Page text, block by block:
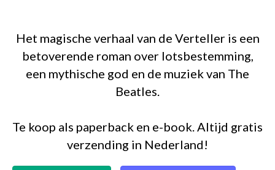
Het magische verhaal van de Verteller is een
betoverende roman over lotsbestemming,
een mythische god en de muziek van The
Beatles.
Te koop als paperback en e-book. Altijd gratis
verzending in Nederland!